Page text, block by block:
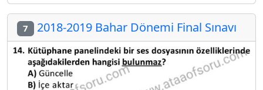
7 2018-2019 Bahar Dönemi Final Sınavı